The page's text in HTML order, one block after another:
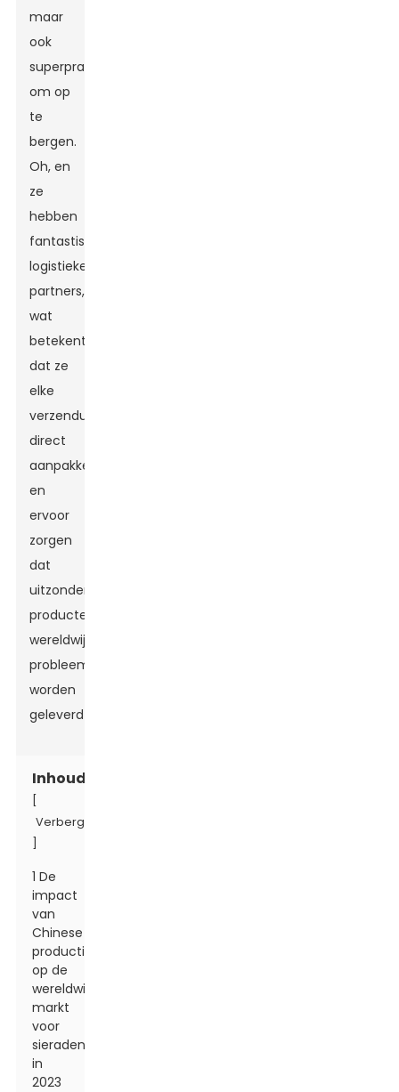
maar
ook
superpraktisch
om op
te
bergen.
Oh, en
ze
hebben
fantastische
logistieke
partners,
wat
betekent
dat ze
elke
verzenduitdaging
direct
aanpakken
en
ervoor
zorgen
dat
uitzonderlijke
producten
wereldwijd
probleemloos
worden
geleverd!
Inhoudsopgave
Verbergen
1 De
impact
van
Chinese
productie
op de
wereldwijde
markt
voor
sieradendozen
in
2023